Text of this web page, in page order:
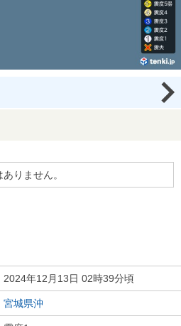
りません。
2024年12月13日 02時39分頃
宮城県沖